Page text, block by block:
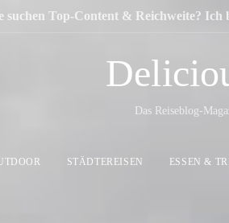
Top-Content & Reichweite?
Das Reiseblog-
STÄDTEREISEN ESSEN &